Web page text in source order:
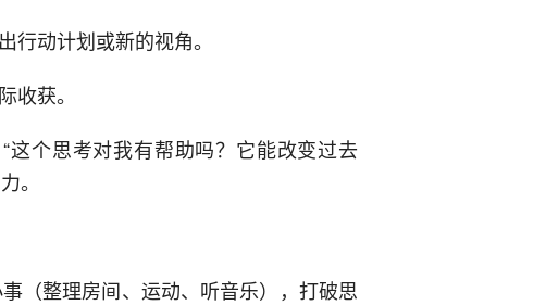
行动计划或新的视角。
收获。
个思考对我有帮助吗？它能改变过去
。
（整理房间、运动、听音乐），打破思